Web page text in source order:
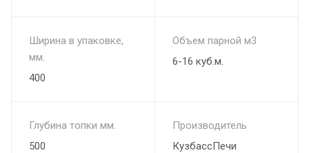
Ширина в упаковке,
мм.
400
Объем парной м3
6-16 куб.м.
Глубина топки мм.
500
Производитель
КузбассПечи